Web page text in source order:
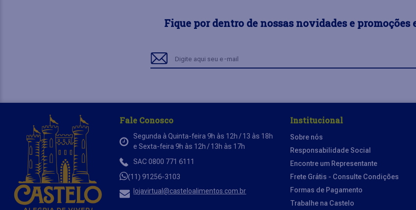
Fique por dentro de nossas novidades e promoções
Fale Conosco
Segunda à Quinta-feira 9h às 12h / 13 às 18h
e Sexta-feira 9h às 12h / 13h às 17h
SAC 0800 771 6111
(11) 91256-3103
lojavirtual@casteloalimentos.com.br
Institucional
Sobre nós
Responsabilidade Social
Encontre um Representante
Frete Grátis - Consulte Condições
Formas de Pagamento
Trabalhe na Castelo